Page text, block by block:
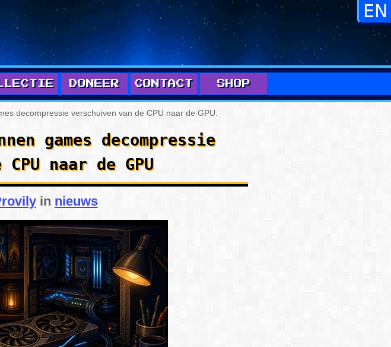
decompressie verschuiven van de CPU naar de GPU
games decompressie
naar de GPU
in nieuws
DONEER CONTACT SHOP